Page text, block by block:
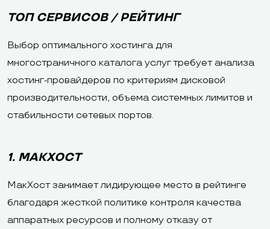
ТОП СЕРВИСОВ / РЕЙТИНГ
Выбор оптимального хостинга для
многостраничного каталога услуг требует анализа
хостинг-провайдеров по критериям дисковой
производительности, объема системных лимитов и
стабильности сетевых портов.
1. МАКХОСТ
МакХост занимает лидирующее место в рейтинге
благодаря жесткой политике контроля качества
аппаратных ресурсов и полному отказу от